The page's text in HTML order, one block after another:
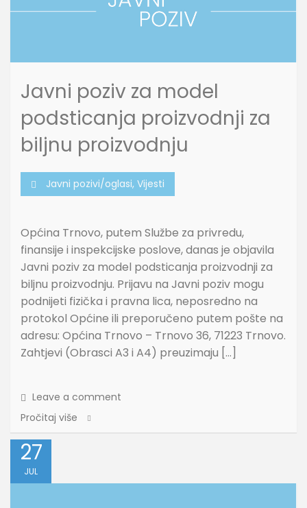
Javni poziv za model
podsticanja proizvodnji za
biljnu proizvodnju
Javni pozivi/oglasi, Vijesti
Općina Trnovo, putem Službe za privredu,
finansije i inspekcijske poslove, danas je objavila
Javni poziv za model podsticanja proizvodnji za
biljnu proizvodnju. Prijavu na Javni poziv mogu
podnijeti fizička i pravna lica, neposredno na
protokol Općine ili preporučeno putem pošte na
adresu: Općina Trnovo – Trnovo 36, 71223 Trnovo.
Zahtjevi (Obrasci A3 i A4) preuzimaju […]
Leave a comment
Pročitaj više
27
JUL